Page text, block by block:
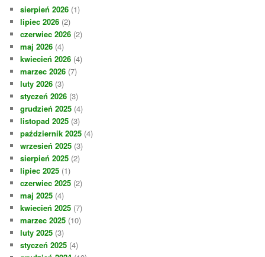
sierpień 2026 (1)
lipiec 2026 (2)
czerwiec 2026 (2)
maj 2026 (4)
kwiecień 2026 (4)
marzec 2026 (7)
luty 2026 (3)
styczeń 2026 (3)
grudzień 2025 (4)
listopad 2025 (3)
październik 2025 (4)
wrzesień 2025 (3)
sierpień 2025 (2)
lipiec 2025 (1)
czerwiec 2025 (2)
maj 2025 (4)
kwiecień 2025 (7)
marzec 2025 (10)
luty 2025 (3)
styczeń 2025 (4)